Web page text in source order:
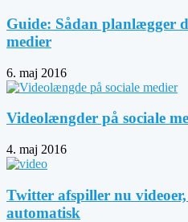
Guide: Sådan planlægger
medier
6. maj 2016
Videolængder på sociale
4. maj 2016
Twitter afspiller nu
automatisk